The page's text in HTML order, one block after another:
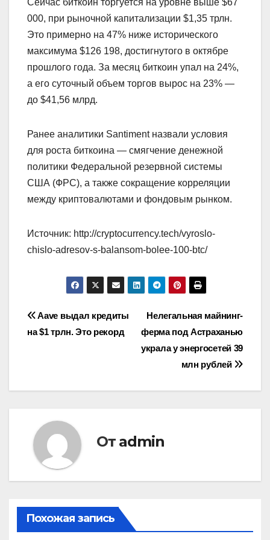
000, при рыночной капитализации $1,35 трлн.
Это примерно на 47% ниже исторического
максимума $126 198, достигнутого в октябре
прошлого года. За месяц биткоин упал на 24%,
а его суточный объем торгов вырос на 23% —
до $41,56 млрд.
Ранее аналитики Santiment назвали условия
для роста биткоина — смягчение денежной
политики Федеральной резервной системы
США (ФРС), а также сокращение корреляции
между криптовалютами и фондовым рынком.
Источник: http://cryptocurrency.tech/vyroslo-
chislo-adresov-s-balansom-bolee-100-btc/
Навигация
по
Нелегальная майнинг-
ферма под Астраханью
украла у энергосетей 39
млн рублей
Aave выдал кредиты
на $1 трлн. Это рекорд
От admin
Похожая запись